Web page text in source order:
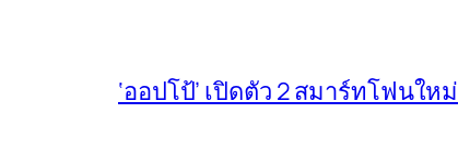
‘ออปโป้’ เปิดตัว 2 สมาร์ทโฟนใหม่